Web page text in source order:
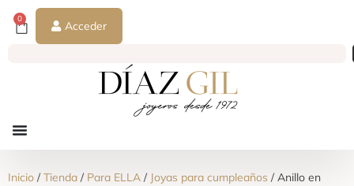
0
Acceder
Inicio /Tienda / Para ELLA / Joyas para cumpleaños / Anillo en